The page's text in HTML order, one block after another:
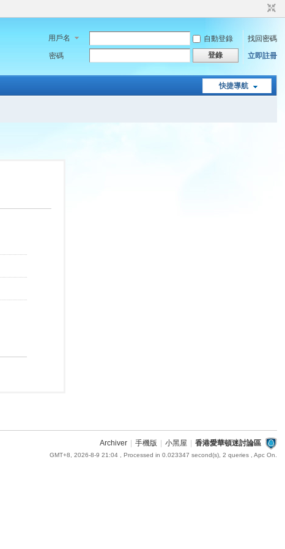
用戶名 自動登錄
找回密碼
密碼
登錄 立即註冊
快捷導航
Archiver 手機版 小黑屋 香港愛華頓迷討論區
GMT+8, 2026-8-9 21:04, Processed in 0.023347 second(s), 2 queries , Apc On.